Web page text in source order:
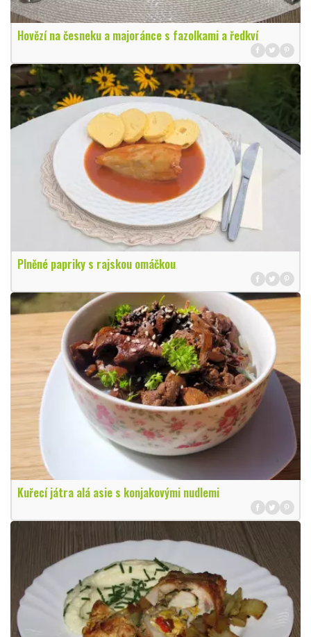
Hovězí na česneku a majoránce s fazolkami a ředkví
Plněné papriky s rajskou omáčkou
Kuřecí játra alá asie s konjakovými nudlemi